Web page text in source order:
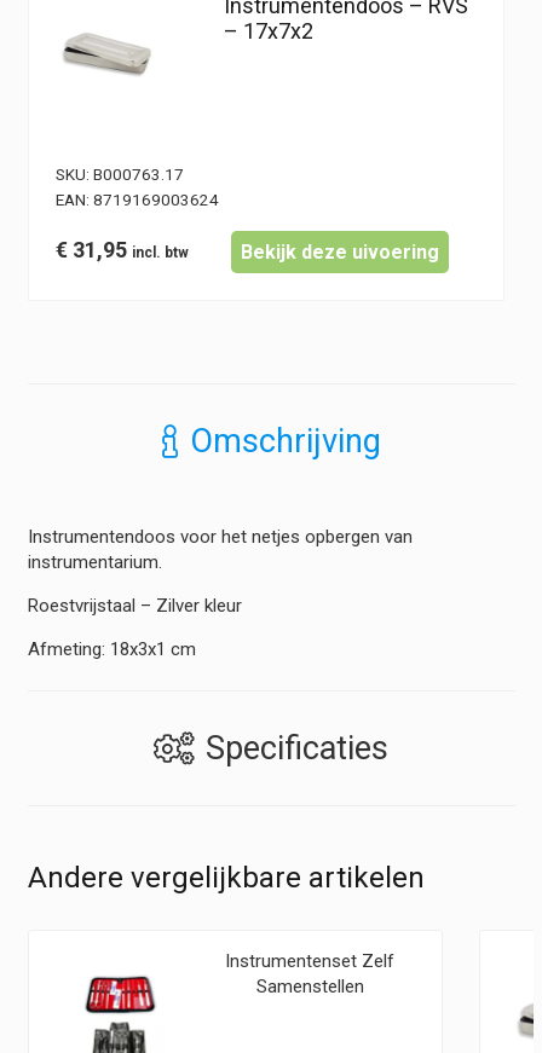
Instrumentendoos – RVS
– 17x7x2
SKU: B000763.17
EAN: 8719169003624
€ 31,95 Bekijk deze uivoering
Omschrijving
Instrumentendoos voor het netjes opbergen van
instrumentarium.
Roestvrijstaal – Zilver kleur
Afmeting: 18x3x1 cm
Specificaties
Andere vergelijkbare artikelen
Instrumentenset Zelf
Samenstellen